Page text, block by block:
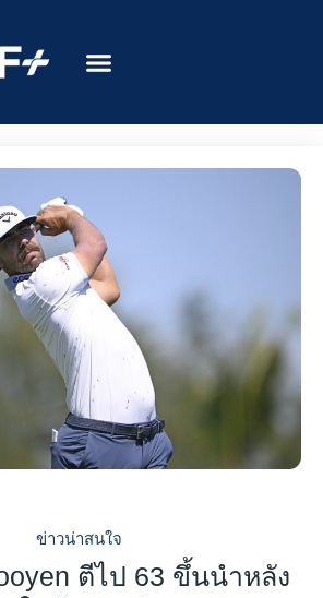
ข่าวน่าสนใจ
ตีไป 63 ขึ้นนำหลัง